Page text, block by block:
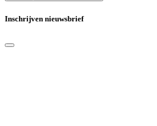
Inschrijven nieuwsbrief